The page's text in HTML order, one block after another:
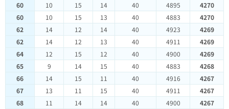
60
10 15 14 40 4895
4270
60
10 15 13 40 4883
4270
62
14 12 14 40 4923
4269
62
14 12 13 40 4911
4269
64
12 15 12 40 4900
4269
65
9 14 15 40 4883
4268
66
14 15 11 40 4916
4267
67
13 11 15 40 4911
4267
68
11 14 14 40 4900
4267